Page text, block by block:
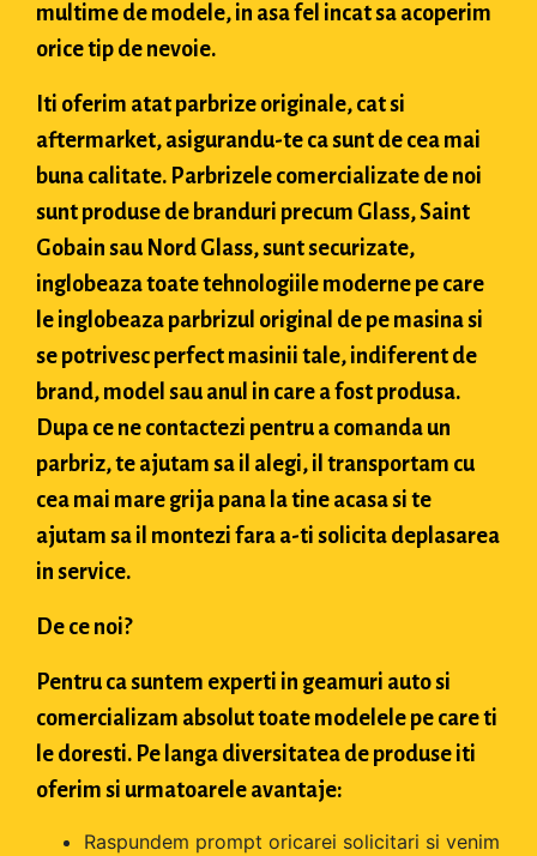
multime de modele, in asa fel incat sa acoperim
orice tip de nevoie.
Iti oferim atat parbrize originale, cat si
aftermarket, asigurandu-te ca sunt de cea mai
buna calitate. Parbrizele comercializate de noi
sunt produse de branduri precum Glass, Saint
Gobain sau Nord Glass, sunt securizate,
inglobeaza toate tehnologiile moderne pe care
le inglobeaza parbrizul original de pe masina si
se potrivesc perfect masinii tale, indiferent de
brand, model sau anul in care a fost produsa.
Dupa ce ne contactezi pentru a comanda un
parbriz, te ajutam sa il alegi, il transportam cu
cea mai mare grija pana la tine acasa si te
ajutam sa il montezi fara a-ti solicita deplasarea
in service.
De ce noi?
Pentru ca suntem experti in geamuri auto si
comercializam absolut toate modelele pe care ti
le doresti. Pe langa diversitatea de produse iti
oferim si urmatoarele avantaje:
Raspundem prompt oricarei solicitari si venim